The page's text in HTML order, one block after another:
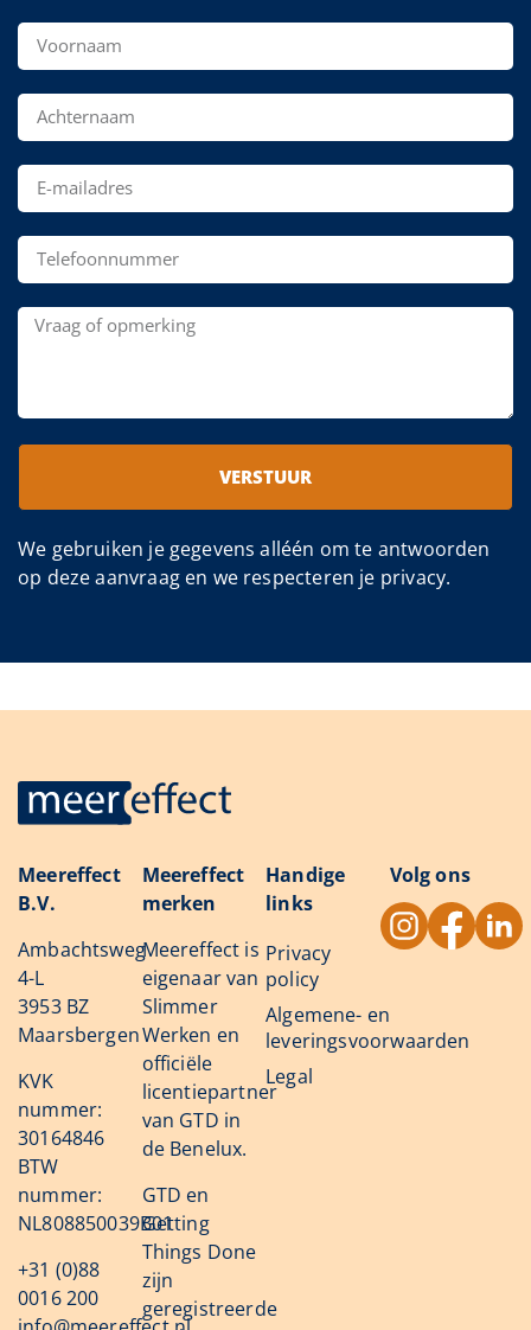
VERSTUUR
We gebruiken je gegevens alléén om te antwoorden
op deze aanvraag en we respecteren je privacy.
Meereffect
B.V.
Ambachtsweg
4-L
3953 BZ
Maarsbergen
KVK
nummer:
30164846
BTW
nummer:
NL808850039B01
+31 (0)88
0016 200
Meereffect
merken
Meereffect is
eigenaar van
Slimmer
Werken en
officiële
licentiepartner
van GTD in
de Benelux.
GTD en
Getting
Things Done
zijn
geregistreerde
Handige
links
Privacy
policy
Algemene- en
leveringsvoorwaarden
Legal
Volg ons